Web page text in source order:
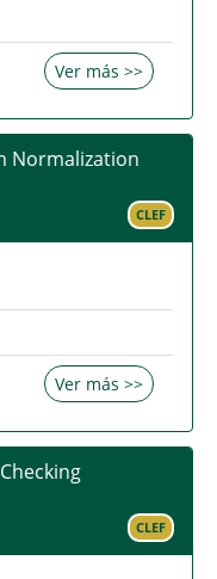
Ver más >>
Normalization
CLEF
Ver más >>
CLEF